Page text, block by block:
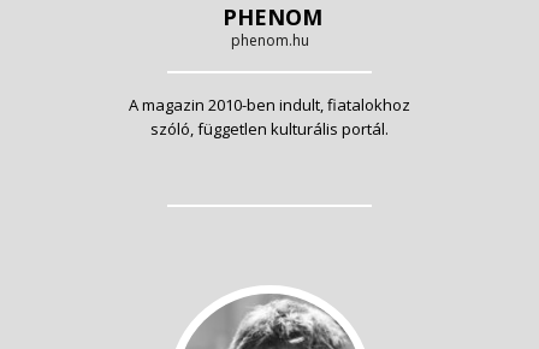
PHENOM
phenom.hu
A magazin 2010-ben indult, fiatalokhoz
szóló, független kulturális portál.